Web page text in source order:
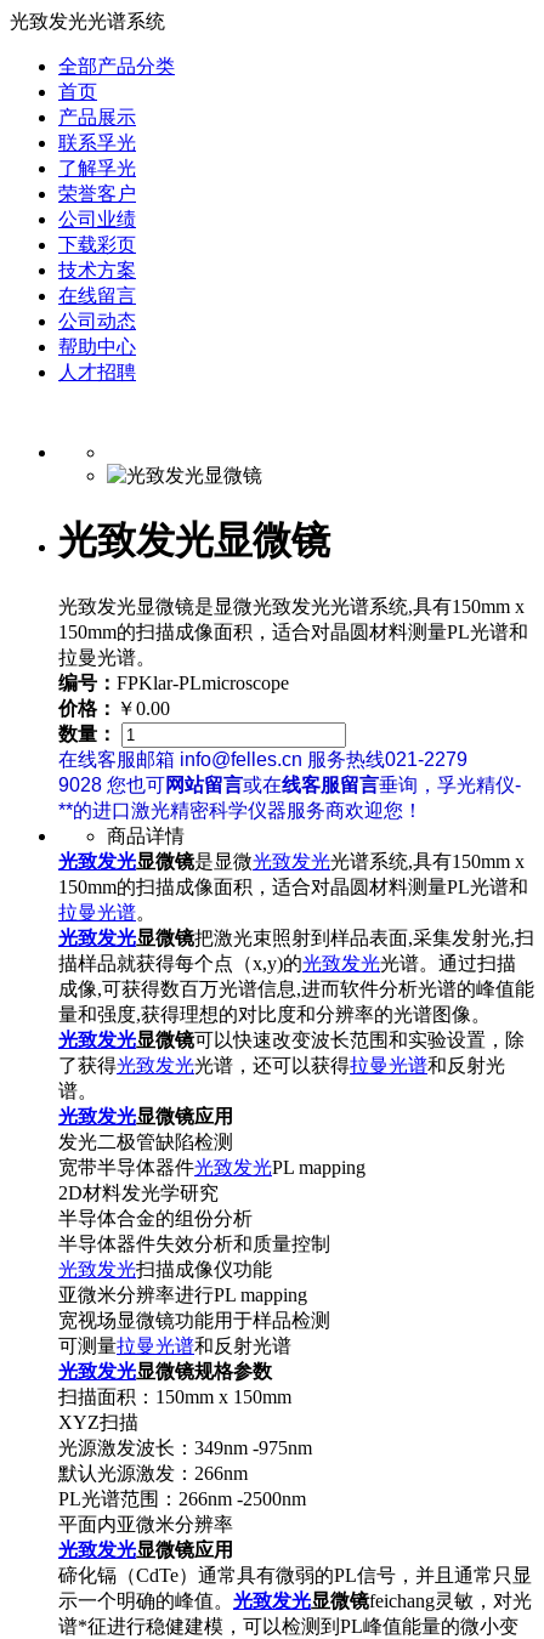
光致发光光谱系统
全部产品分类
首页
产品展示
联系孚光
了解孚光
荣誉客户
公司业绩
下载彩页
技术方案
在线留言
公司动态
帮助中心
人才招聘
光致发光显微镜
光致发光显微镜是显微光致发光光谱系统,具有150mm x
150mm的扫描成像面积，适合对晶圆材料测量PL光谱和
拉曼光谱。
编号： FPKlar-PLmicroscope
价格： ￥0.00
数量：
在线客服邮箱 info@felles.cn 服务热线021-2279
9028 您也可网站留言或在线客服留言垂询，孚光精仪-
**的进口激光精密科学仪器服务商欢迎您！
商品详情
光致发光显微镜是显微光致发光光谱系统,具有150mm x
150mm的扫描成像面积，适合对晶圆材料测量PL光谱和
拉曼光谱。
光致发光显微镜把激光束照射到样品表面,采集发射光,扫
描样品就获得每个点（x,y)的光致发光光谱。通过扫描
成像,可获得数百万光谱信息,进而软件分析光谱的峰值能
量和强度,获得理想的对比度和分辨率的光谱图像。
光致发光显微镜可以快速改变波长范围和实验设置，除
了获得光致发光光谱，还可以获得拉曼光谱和反射光
谱。
光致发光显微镜应用
发光二极管缺陷检测
宽带半导体器件光致发光PL mapping
2D材料发光学研究
半导体合金的组份分析
半导体器件失效分析和质量控制
光致发光扫描成像仪功能
亚微米分辨率进行PL mapping
宽视场显微镜功能用于样品检测
可测量拉曼光谱和反射光谱
光致发光显微镜规格参数
扫描面积：150mm x 150mm
XYZ扫描
光源激发波长：349nm -975nm
默认光源激发：266nm
PL光谱范围：266nm -2500nm
平面内亚微米分辨率
光致发光显微镜应用
碲化镉（CdTe）通常具有微弱的PL信号，并且通常只显
示一个明确的峰值。 光致发光显微镜feichang灵敏，对光
谱*征进行稳健建模，可以检测到PL峰值能量的微小变